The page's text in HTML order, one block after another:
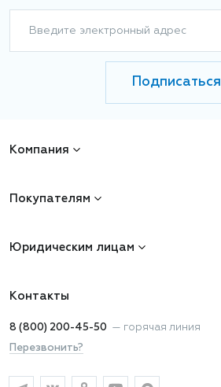
Введите электронный адрес
Подписаться
Компания
Покупателям
Юридическим лицам
Контакты
8 (800) 200-45-50 — горячая линия
Перезвонить?